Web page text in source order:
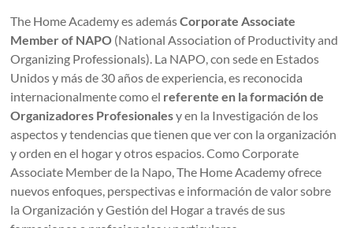
The Home Academy es ademásCorporate Associate
Member of NAPO (National Association of Productivity and
Organizing Professionals). La NAPO, con sede en Estados
Unidos y más de 30 años de experiencia, es reconocida
internacionalmente como el referente en la formación de
Organizadores Profesionalesy en la Investigación de los
aspectos y tendencias que tienen que ver con la organización
y orden en el hogar y otros espacios. Como Corporate
Associate Member de la Napo, The Home Academy ofrece
nuevos enfoques, perspectivas e información de valor sobre
la Organización y Gestión del Hogar a través de sus